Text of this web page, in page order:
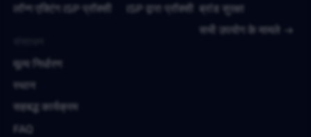
लॉन्ग एक्टिंग ISP प्रॉक्सी
ISP द्वारा प्रॉक्सी
ब्रांड सुरक्षा
सभी उपयोग के मामले
मूल्य निर्धारण
स्थान
सहबद्ध कार्यक्रम
FAQ